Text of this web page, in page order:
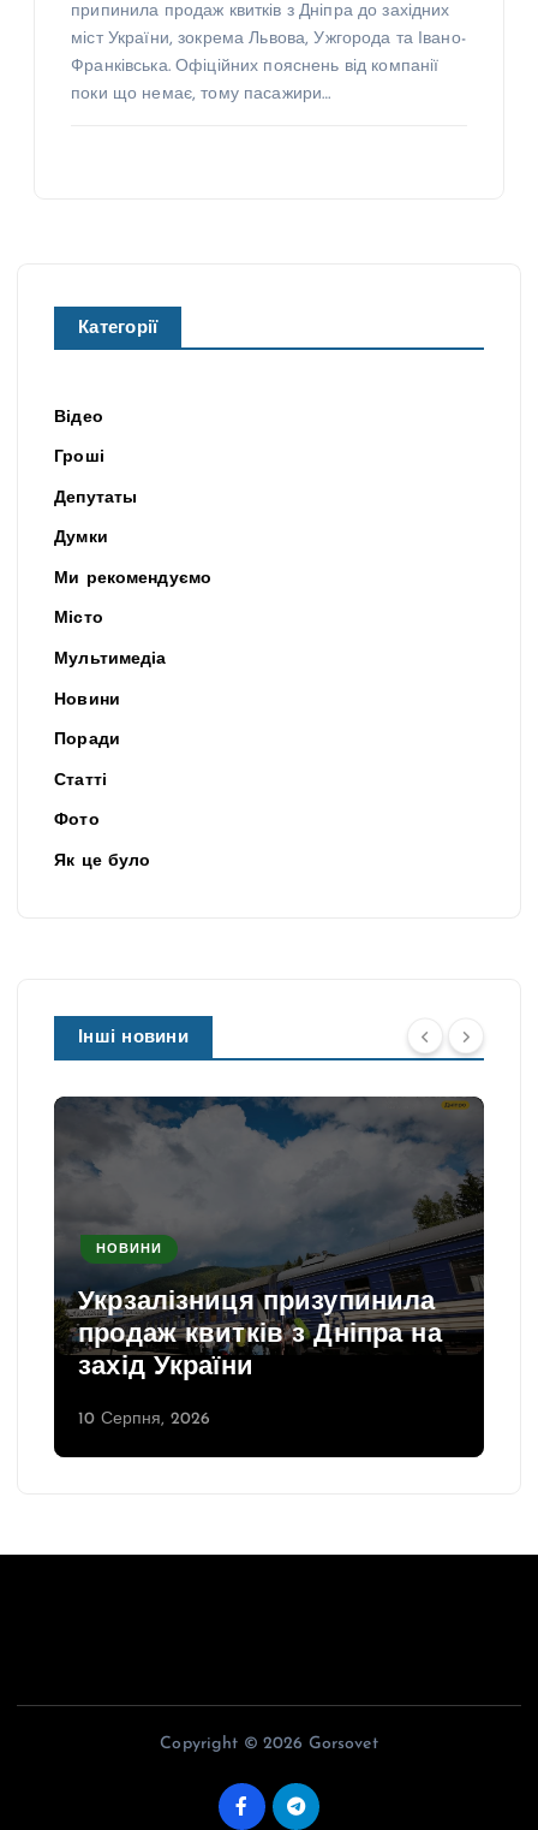
припинила продаж квитків з Дніпра до західних
міст України, зокрема Львова, Ужгорода та Івано-
Франківська. Офіційних пояснень від компанії
поки що немає, тому пасажири…
Категорії
Відео
Гроші
Депутаты
Думки
Ми рекомендуємо
Місто
Мультимедіа
Новини
Поради
Статті
Фото
Як це було
Інші новини
НОВИНИ
Укрзалізниця призупинила
продаж квитків з Дніпра на
захід України
10 Серпня, 2026
Copyright © 2026 Gorsovet